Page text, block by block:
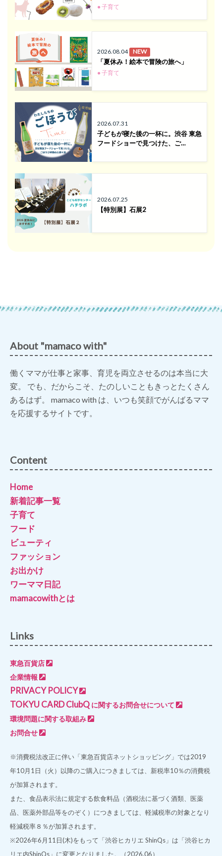
● 子育て
2026.08.04 NEW
「夏休み！絵本で冒険の旅へ」
● 子育て
2026.07.31
子どもが寝た後の一杯に。渋谷 東急
フードショーで見つけた、ご…
2026.07.25
【特別展】石展2
About "mamaco with"
働くママが仕事と家事、育児を両立させるのは本当に大
変。 でも、だからこそ、たのしいこともきっとたくさん
あるはず。 mamaco with は、いつも笑顔でがんばるママ
を応援するサイトです。
Content
Home
新着記事一覧
子育て
フード
ビューティ
ファッション
お出かけ
ワーママ日記
mamacowithとは
Links
東急百貨店
企業情報
PRIVACY POLICY
TOKYU CARD ClubQ に関するお問合せについて
環境問題に関する取組み
お問合せ
※消費税法改正に伴い「東急百貨店ネットショッピング」では2019
年10月1日（火）以降のご購入につきましては、新税率10％の消費税
が加算されます。
また、食品表示法に規定する飲食料品（酒税法に基づく酒類、医薬
品、医薬外部品等をのぞく）につきましては、軽減税率の対象となり
軽減税率８％が加算されます。
※2026年6月11日(木)をもって「渋谷ヒカリエ ShinQs」は「渋谷ヒカ
リエ内ShinQs」に変更となりました。（2026.06）